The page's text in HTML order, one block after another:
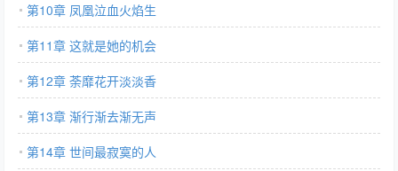
第10章 凤凰泣血火焰生
第11章 这就是她的机会
第12章 荼靡花开淡淡香
第13章 渐行渐去渐无声
第14章 世间最寂寞的人